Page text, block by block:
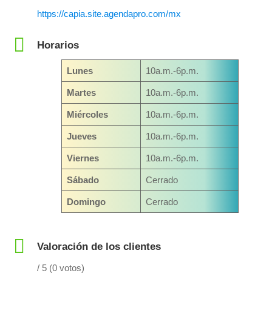
https://capia.site.agendapro.com/mx
Horarios
Lunes 10a.m.-6p.m.
Martes 10a.m.-6p.m.
Miércoles 10a.m.-6p.m.
Jueves 10a.m.-6p.m.
Viernes 10a.m.-6p.m.
Sábado Cerrado
Domingo Cerrado
Valoración de los clientes
/ 5 (0 votos)